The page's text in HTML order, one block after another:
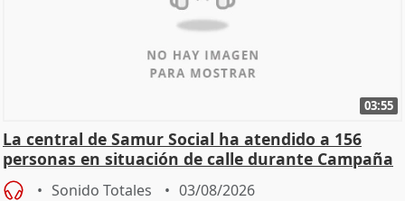
03:55
La central de Samur Social ha atendido a 156
personas en situación de calle durante Campaña
de Calor
Sonido Totales 03/08/2026